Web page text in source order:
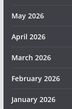
May 2026
April 2026
March 2026
February 2026
January 2026